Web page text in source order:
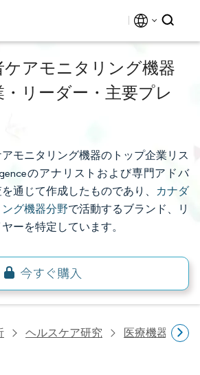
ケアモニタリング機器
リーダー・主要プレ
モニタリング機器のトップ企業リス
のアナリストおよび専門アドバ
通じて作成したものであり、
カナダ
グ機器分野で活動するブランド、リ
ーを特定しています。
ヘルスケア研究 医療機器研究